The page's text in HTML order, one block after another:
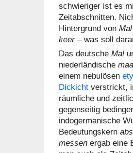
schwieriger ist es
Zeitabschnitten.
Hintergrund von Mal
keer– was soll
Das deutsche Mal
niederländische
einem nebulösen
Dickicht verstrickt,
räumliche und
gegenseitig
indogermanische
Bedeutungskern
messen ergab eine